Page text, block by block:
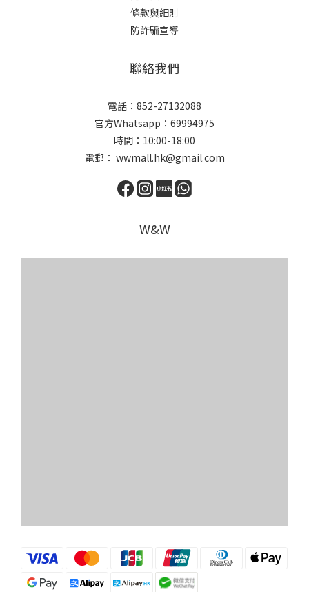
條款與細則
防詐騙宣導
聯絡我們
電話：852-27132088
官方Whatsapp：69994975
時間：10:00-18:00
電郵： wwmall.hk@gmail.com
W&W